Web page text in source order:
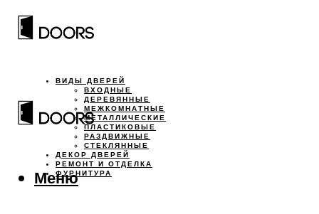
ВИДЫ ДВЕРЕЙ
ВХОДНЫЕ
ДЕРЕВЯННЫЕ
МЕЖКОМНАТНЫЕ
МЕТАЛЛИЧЕСКИЕ
ПЛАСТИКОВЫЕ
РАЗДВИЖНЫЕ
СТЕКЛЯННЫЕ
ДЕКОР ДВЕРЕЙ
РЕМОНТ И ОТДЕЛКА
ФУРНИТУРА
Меню